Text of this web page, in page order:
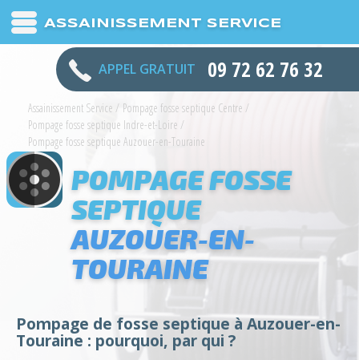
ASSAINISSEMENT SERVICE
APPEL GRATUIT 09 72 62 76 32
Assainissement Service / Pompage fosse septique Centre /
Pompage fosse septique Indre-et-Loire /
Pompage fosse septique Auzouer-en-Touraine
POMPAGE FOSSE
SEPTIQUE
AUZOUER-EN-
TOURAINE
Pompage de fosse septique à Auzouer-en-
Touraine : pourquoi, par qui ?